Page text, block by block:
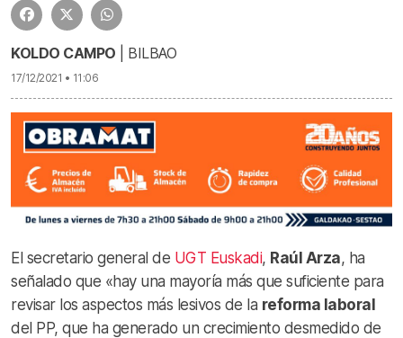
KOLDO CAMPO | BILBAO
17/12/2021 • 11:06
El secretario general de UGT Euskadi, Raúl Arza, ha
señalado que «hay una mayoría más que suficiente para
revisar los aspectos más lesivos de la reforma laboral
del PP, que ha generado un crecimiento desmedido de